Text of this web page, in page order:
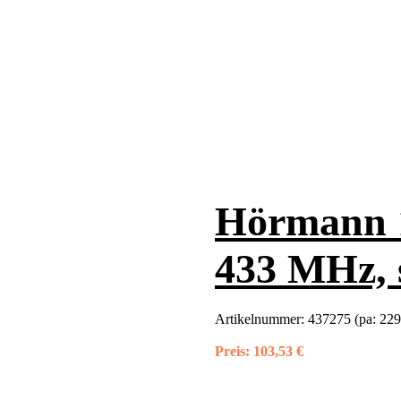
Hörmann
433 MHz,
Artikelnummer: 437275 (pa:
Preis: 103,53 €